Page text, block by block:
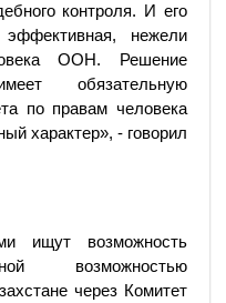
контроля. И его
нежели
ООН. Решение
обязательную
по правам человека
характер», - говорил
ищут возможность
возможностью
через Комитет